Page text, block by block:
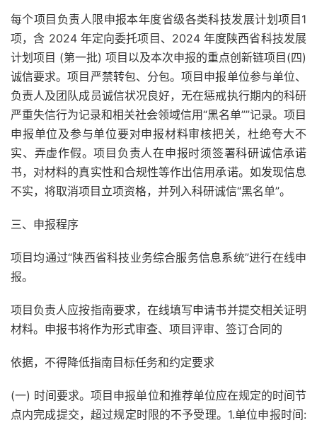
每个项目负责人限申报本年度省级各类科技发展计划项目1
项，含 2024 年定向委托项目、2024 年度陕西省科技发展
计划项目 (第一批) 项目以及本次申报的重点创新链项目(四)
诚信要求。项目严禁转包、分包。项目申报单位参与单位、
负责人及团队成员诚信状况良好，无在惩戒执行期内的科研
严重失信行为记录和相关社会领域信用“黑名单””记录。项目
申报单位及参与单位要对申报材料审核把关，杜绝夸大不
实、弄虚作假。项目负责人在申报时须签署科研诚信承诺
书，对材料的真实性和合规性等作出信用承诺。如发现信息
不实，将取消项目立项资格，并列入科研诚信“黑名单”。
三、申报程序
项目均通过“陕西省科技业务综合服务信息系统”进行在线申
报。
项目负责人应按指南要求，在线填写申请书并提交相关证明
材料。申报书将作为形式审查、项目评审、签订合同的
依据，不得降低指南目标任务和约定要求
(一) 时间要求。项目申报单位和推荐单位应在规定的时间节
点内完成提交，超过规定时限的不予受理。1.单位申报时间: